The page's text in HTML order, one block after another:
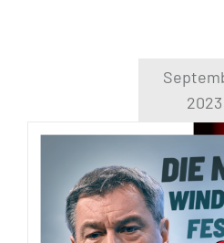
2023